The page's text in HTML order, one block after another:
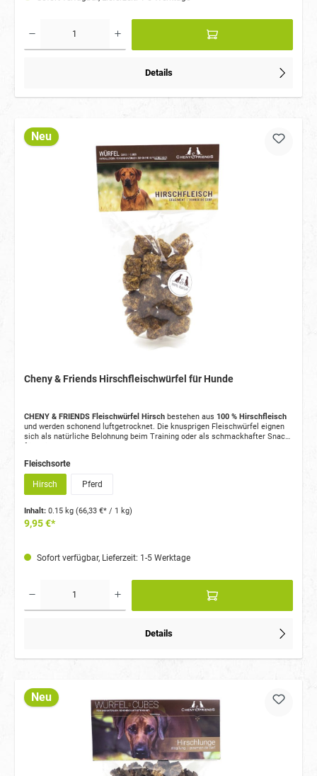
Details
Neu
Cheny & Friends Hirschfleischwürfel für Hunde
CHENY & FRIENDS Fleischwürfel Hirschbestehen aus 100 % Hirschfleisch
und werden schonend luftgetrocknet. Die knusprigen Fleischwürfel eignen
sich als natürliche Belohnung beim Training oder als schmackhafter Snack
Fleischsorte
Hirsch Pferd
Inhalt: 0.15 kg (66,33 €* / 1 kg)
9,95 €*
Sofort verfügbar, Lieferzeit: 1-5 Werktage
Details
Neu